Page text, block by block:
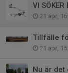
VI SÖKER
21 apr,
21 apr,